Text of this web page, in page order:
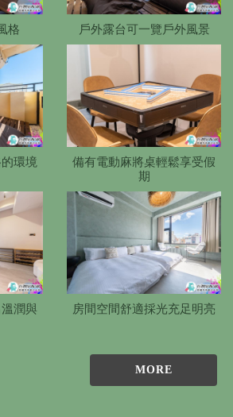
格 戶外露台可一覽戶外風景
環境
備有電動麻將桌輕鬆享受假
期
潤與
房間空間舒適採光充足明亮
MORE